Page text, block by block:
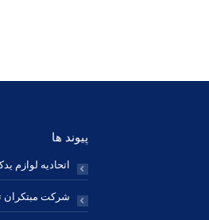
پیوند ها
اتحادیه لوازم
شرکت مبتکران